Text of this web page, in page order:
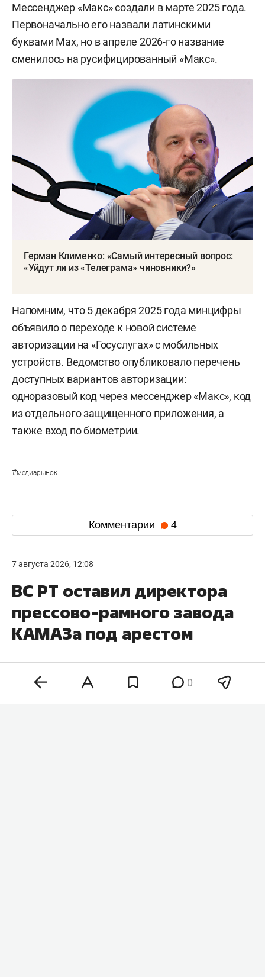
Мессенджер «Макс» создали в марте 2025 года.
Первоначально его назвали латинскими
буквами Max, но в апреле 2026-го название
сменилось на русифицированный «Макс».
Герман Клименко: «Самый интересный вопрос:
«Уйдут ли из «Телеграма» чиновники?»
Напомним, что 5 декабря 2025 года минцифры
объявилоо переходе к новой системе
авторизации на «Госуслугах» с мобильных
устройств. Ведомство опубликовало перечень
доступных вариантов авторизации:
одноразовый код через мессенджер «Макс», код
из отдельного защищенного приложения, а
также вход по биометрии.
#медиарынок
Комментарии 4
7 августа 2026, 12:08
ВС РТ оставил директора
прессово-рамного завода
КАМАЗа под арестом
0